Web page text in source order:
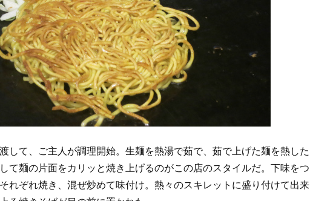
して、ご主人が調理開始。生麺を熱湯で茹で、茹で上げた麺を熱した
て麺の片面をカリッと焼き上げるのがこの店のスタイルだ。下味をつ
れぞれ焼き、混ぜ炒めて味付け。熱々のスキレットに盛り付けて出来